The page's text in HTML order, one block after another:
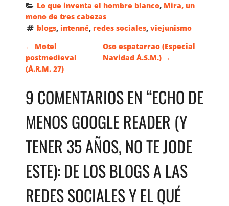
Lo que inventa el hombre blanco, Mira, un
mono de tres cabezas
blogs, intenné, redes sociales, viejunismo
N
A
V
E
G
A
C
← Motel
postmedieval
(Á.R.M. 27)
Oso espatarrao (Especial
Navidad Á.S.M.) →
9 COMENTARIOS EN “ECHO DE
MENOS GOOGLE READER (Y
TENER 35 AÑOS, NO TE JODE
ESTE): DE LOS BLOGS A LAS
REDES SOCIALES Y EL QUÉ